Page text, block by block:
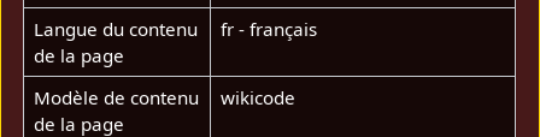
Langue du contenu
de la page
fr - français
Modèle de contenu
de la page
wikicode